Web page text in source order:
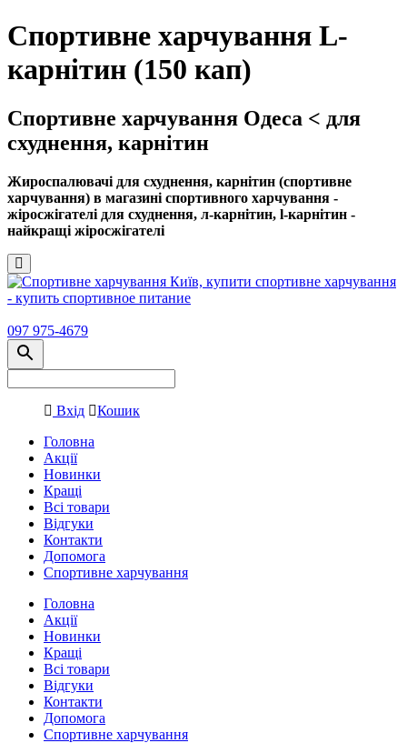
Спортивне харчування L-
карнітин (150 кап)
Спортивне харчування Одеса < для
схуднення, карнітин
Жироспалювачі для схуднення, карнітин (спортивне
харчування) в магазині спортивного харчування -
жіросжігателі для схуднення, л-карнітин, l-карнітин -
найкращі жіросжігателі
097 975-4679
Вхід
Кошик
Головна
Акції
Новинки
Кращі
Всі товари
Відгуки
Контакти
Допомога
Спортивне харчування
Головна
Акції
Новинки
Кращі
Всі товари
Відгуки
Контакти
Допомога
Спортивне харчування